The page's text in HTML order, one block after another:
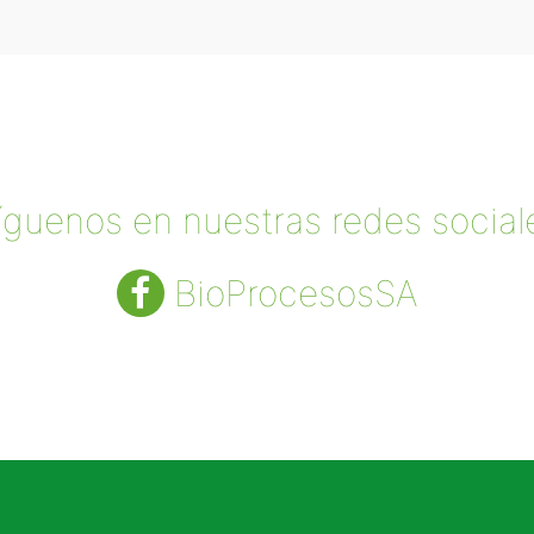
en nuestras redes
BioProcesosSA